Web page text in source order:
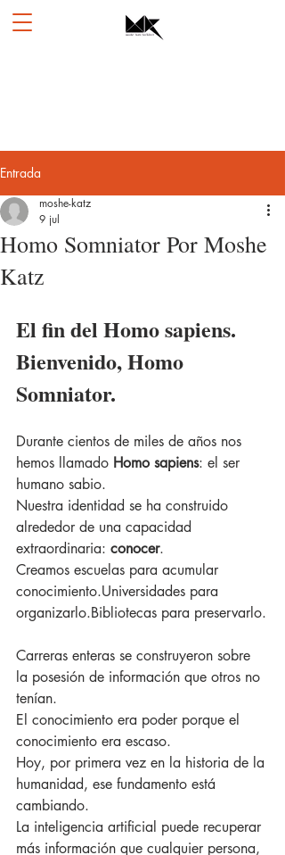
Entrada
Homo Somniator Por Moshe
Katz
moshe-katz
9 jul
El fin del Homo sapiens.
Bienvenido, Homo
Somniator.
Durante cientos de miles de años nos
hemos llamado Homo sapiens: el ser
humano sabio.
Nuestra identidad se ha construido
alrededor de una capacidad
extraordinaria: conocer.
Creamos escuelas para acumular
conocimiento.Universidades para
organizarlo.Bibliotecas para preservarlo.
Carreras enteras se construyeron sobre
la posesión de información que otros no
tenían.
El conocimiento era poder porque el
conocimiento era escaso.
Hoy, por primera vez en la historia de la
humanidad, ese fundamento está
cambiando.
La inteligencia artificial puede recuperar
más información que cualquier persona,